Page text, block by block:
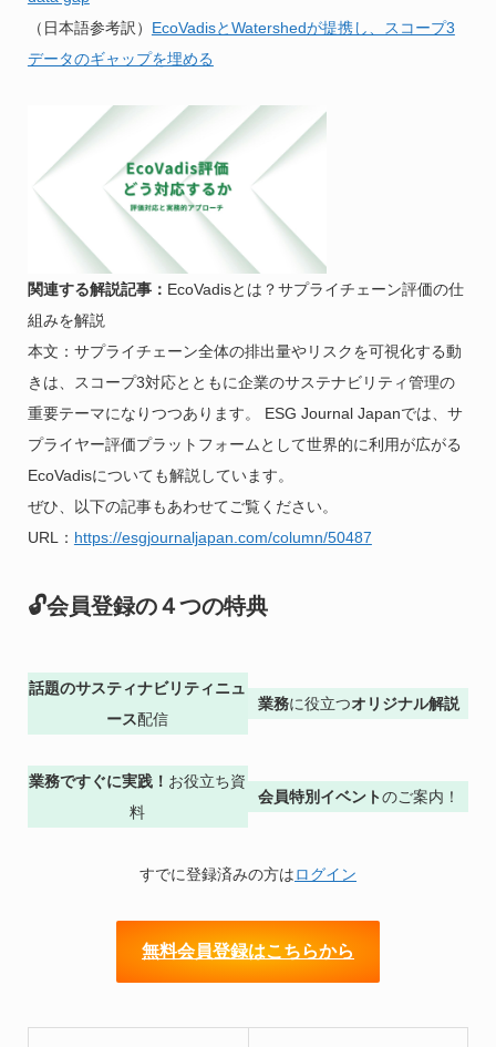
（日本語参考訳） EcoVadisとWatershedが提携し、スコープ3
データのギャップを埋める
関連する解説記事： EcoVadisとは？サプライチェーン評価の仕
組みを解説
本文：サプライチェーン全体の排出量やリスクを可視化する動
きは、スコープ3対応とともに企業のサステナビリティ管理の
重要テーマになりつつあります。 ESG Journal Japanでは、サ
プライヤー評価プラットフォームとして世界的に利用が広がる
EcoVadisについても解説しています。
ぜひ、以下の記事もあわせてご覧ください。
URL： https://esgjournaljapan.com/column/50487
🔓会員登録の４つの特典
話題のサスティナビリティニュ
ース配信
業務に役立つオリジナル解説
業務ですぐに実践！ お役立ち資
料
会員特別イベントのご案内！
すでに登録済みの方はログイン
無料会員登録はこちらから